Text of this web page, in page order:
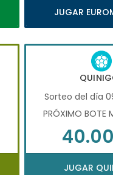
JUGAR
Sorteo del día
PRÓXIMO BOTE
JUGAR